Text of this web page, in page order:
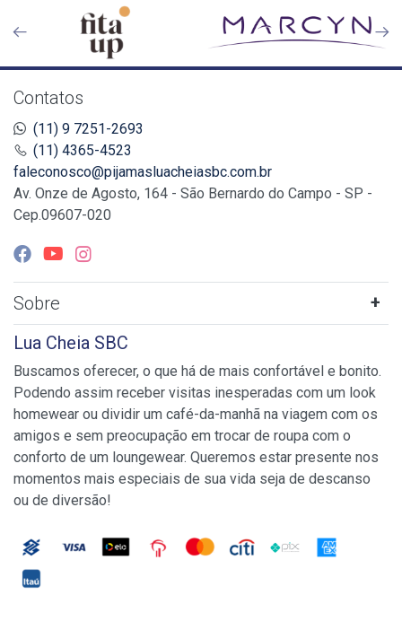
Contatos
(11) 9 7251-2693
(11) 4365-4523
faleconosco@pijamasluacheiasbc.com.br
Av. Onze de Agosto, 164 - São Bernardo do Campo - SP -
Cep.09607-020
Sobre
Lua Cheia SBC
Buscamos oferecer, o que há de mais confortável e bonito.
Podendo assim receber visitas inesperadas com um look
homewear ou dividir um café-da-manhã na viagem com os
amigos e sem preocupação em trocar de roupa com o
conforto de um loungewear. Queremos estar presente nos
momentos mais especiais de sua vida seja de descanso
ou de diversão!